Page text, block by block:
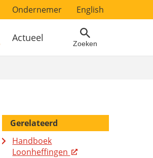
Ondernemer English
Actueel Zoeken
Gerelateerd
Handboek
Loonheffingen